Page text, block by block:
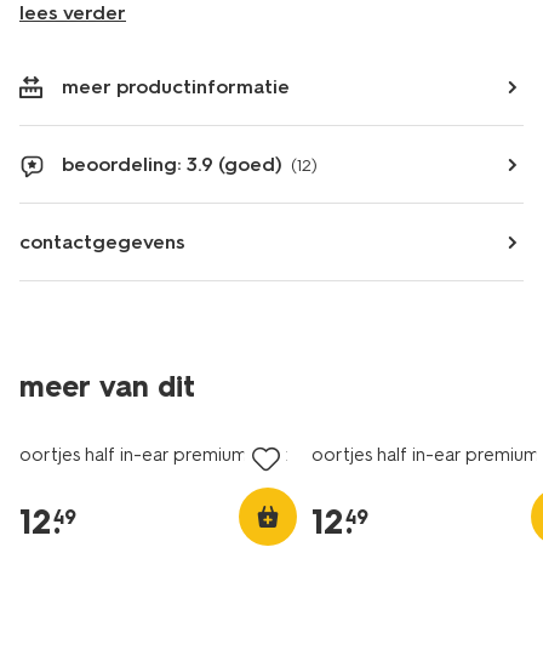
lees verder
meer productinformatie
beoordeling: 3.9 (goed) (12)
contactgegevens
meer van dit
oortjes half in-ear premium mint
12.
49
oortjes half in-ear
12.
49